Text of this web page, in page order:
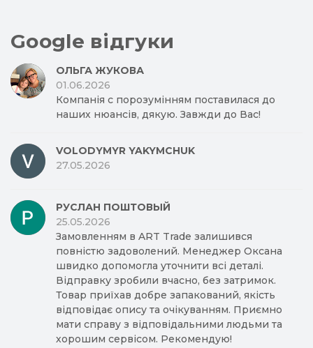
Google відгуки
ОЛЬГА ЖУКОВА
01.06.2026
Компанія с порозумінням поставилася до
наших нюансів, дякую. Завжди до Вас!
VOLODYMYR YAKYMCHUK
27.05.2026
РУСЛАН ПОШТОВЫЙ
25.05.2026
Замовленням в ART Trade залишився
повністю задоволений. Менеджер Оксана
швидко допомогла уточнити всі деталі.
Відправку зробили вчасно, без затримок.
Товар приїхав добре запакований, якість
відповідає опису та очікуванням. Приємно
мати справу з відповідальними людьми та
хорошим сервісом. Рекомендую!